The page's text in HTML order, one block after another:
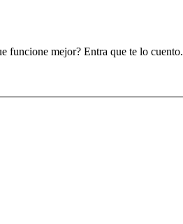
funcione mejor? Entra que te lo cuento.